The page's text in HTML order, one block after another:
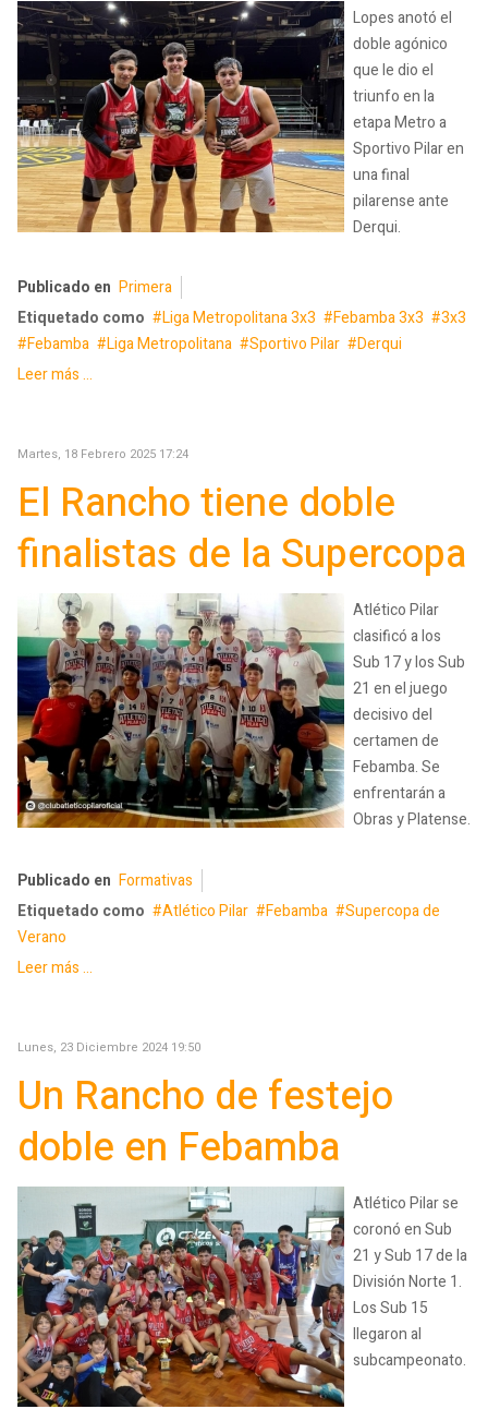
Lopes anotó el
doble agónico
que le dio el
triunfo en la
etapa Metro a
Sportivo Pilar en
una final
pilarense ante
Derqui.
Publicado en Primera
Etiquetado como
Liga Metropolitana 3x3 Febamba 3x3
3x3
Febamba
Liga Metropolitana Sportivo Pilar
Derqui
Leer más ...
Martes, 18 Febrero 2025 17:24
El Rancho tiene doble
finalistas de la Supercopa
Atlético Pilar
clasificó a los
Sub 17 y los Sub
21 en el juego
decisivo del
certamen de
Febamba. Se
enfrentarán a
Obras y Platense.
Publicado en Formativas
Etiquetado como
Atlético Pilar Febamba
Supercopa de
Verano
Leer más ...
Lunes, 23 Diciembre 2024 19:50
Un Rancho de festejo
doble en Febamba
Atlético Pilar se
coronó en Sub
21 y Sub 17 de la
División Norte 1.
Los Sub 15
llegaron al
subcampeonato.